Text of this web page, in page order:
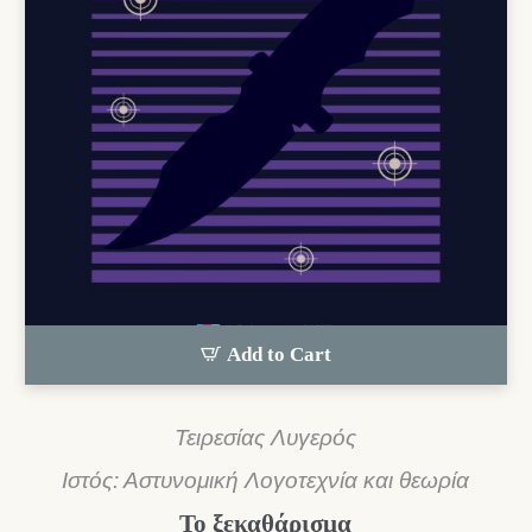
Add to Cart
Τειρεσίας Λυγερός
Ιστός: Αστυνομική Λογοτεχνία και θεωρία
Το ξεκαθάρισμα